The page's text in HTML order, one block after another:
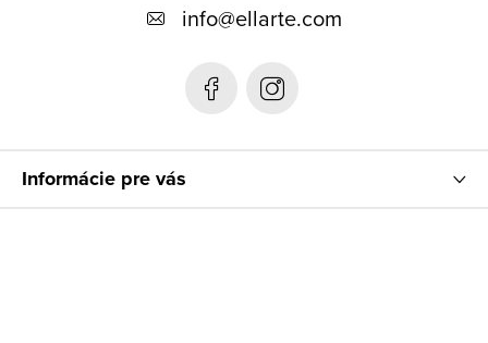
info@ellarte.com
Informácie pre vás